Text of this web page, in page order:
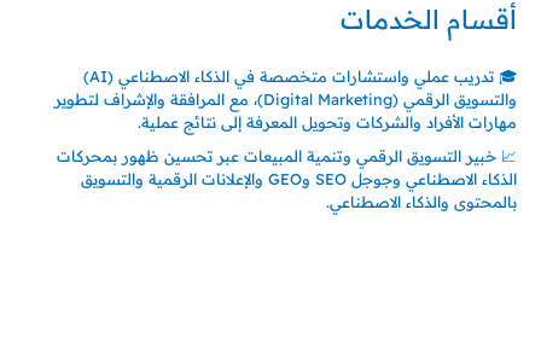
أقسام الخدمات
🎓 تدريب عملي واستشارات متخصصة في الذكاء الاصطناعي (AI)
والتسويق الرقمي (Digital Marketing)، مع المرافقة والإشراف لتطوير
مهارات الأفراد والشركات وتحويل المعرفة إلى نتائج عملية.
📈 خبير التسويق الرقمي وتنمية المبيعات عبر تحسين ظهور بمحركات
الذكاء الاصطناعي وجوجل SEO وGEO والإعلانات الرقمية والتسويق
بالمحتوى والذكاء الاصطناعي.